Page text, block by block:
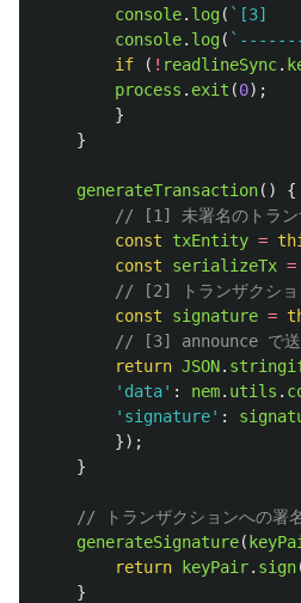
console. log( `[3]
console. log(
if
( ! readlineSync.
process . exit (0);
}
}
generateTransaction()
{
// [1] 未署名のトラン
const
txEntity =
const
serializeTx =
// [2] トランザクショ
const
signature =
// [3] announce で送
return JSON.
' data' : nem. utils .
' signature' :
});
}
// トランザクションへの署
generateSignature(
return
keyPair. sign
}